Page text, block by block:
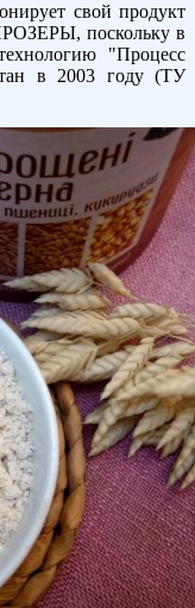
свой продукт
поскольку в
"Процесс
в 2003 году (ТУ